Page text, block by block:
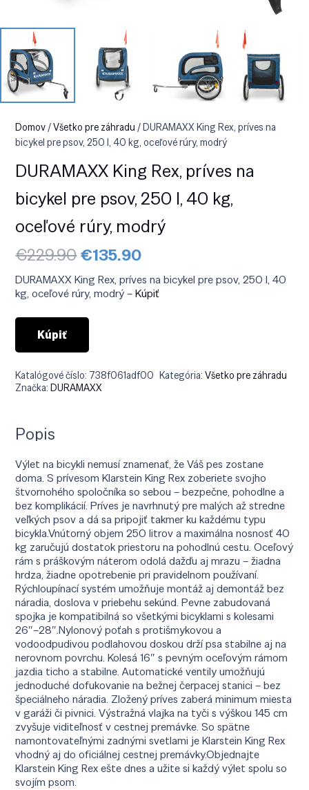
Domov/Všetko pre záhradu / DURAMAXX King Rex, príves na
bicykel pre psov, 250 l, 40 kg, oceľové rúry, modrý
DURAMAXX King Rex, príves na
bicykel pre psov, 250 l, 40 kg,
oceľové rúry, modrý
€229.90Pôvodná
cena
bola:
€229.90.
€135.90Aktuálna
je:
€135.90.
DURAMAXX King Rex, príves na bicykel pre psov, 250 l, 40
kg, oceľové rúry, modrý –Kúpiť
Kúpiť
Katalógové číslo: 738f061adf00 Kategória:Všetko pre záhradu
Značka:DURAMAXX
Popis
Výlet na bicykli nemusí znamenať, že Váš pes zostane
doma. S prívesom Klarstein King Rex zoberiete svojho
štvornohého spoločníka so sebou – bezpečne, pohodlne a
bez komplikácií. Príves je navrhnutý pre malých až stredne
veľkých psov a dá sa pripojiť takmer ku každému typu
bicykla.Vnútorný objem 250 litrov a maximálna nosnosť 40
kg zaručujú dostatok priestoru na pohodlnú cestu. Oceľový
rám s práškovým náterom odolá dažďu aj mrazu – žiadna
hrdza, žiadne opotrebenie pri pravidelnom používaní.
Rýchloupínací systém umožňuje montáž aj demontáž bez
náradia, doslova v priebehu sekúnd. Pevne zabudovaná
spojka je kompatibilná so všetkými bicyklami s kolesami
26″–28″.Nylonový poťah s protišmykovou a
vodoodpudivou podlahovou doskou drží psa stabilne aj na
nerovnom povrchu. Kolesá 16″ s pevným oceľovým rámom
jazdia ticho a stabilne. Automatické ventily umožňujú
jednoduché dofukovanie na bežnej čerpacej stanici – bez
špeciálneho náradia. Zložený príves zaberá minimum miesta
v garáži či pivnici. Výstražná vlajka na tyči s výškou 145 cm
zvyšuje viditeľnosť v cestnej premávke. So spätne
namontovateľnými zadnými svetlami je Klarstein King Rex
vhodný aj do oficiálnej cestnej premávky.Objednajte
Klarstein King Rex ešte dnes a užite si každý výlet spolu so
svojím psom.